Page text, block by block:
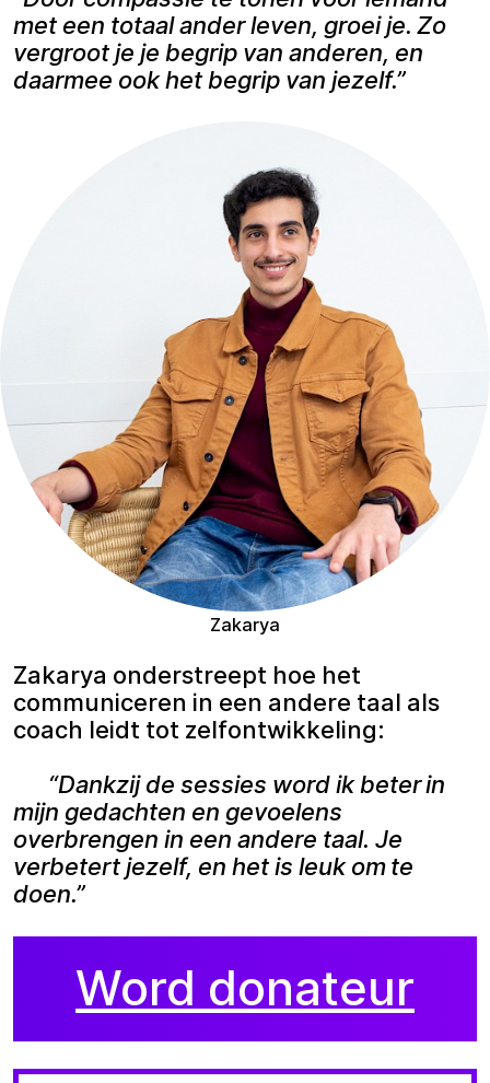
met een totaal ander leven, groei je. Zo
vergroot je je begrip van anderen, en
daarmee ook het begrip van jezelf.”
Zakarya
Zakarya onderstreept hoe het
communiceren in een andere taal als
coach leidt tot zelfontwikkeling:
“Dankzij de sessies word ik beter in
mijn gedachten en gevoelens
overbrengen in een andere taal. Je
verbetert jezelf, en het is leuk om te
doen.”
Word donateur